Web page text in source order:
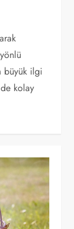
büyük ilgi
kolay